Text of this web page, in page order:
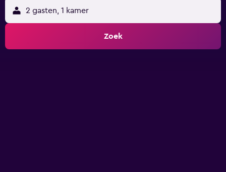
2 gasten, 1 kamer
Zoek